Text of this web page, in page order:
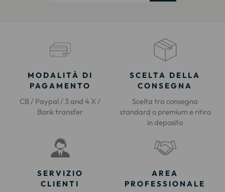
MODALITÀ DI
PAGAMENTO
CB / Paypal / 3 and 4 X /
Bank transfer
SCELTA DELLA
CONSEGNA
Scelta tra consegna
standard o premium e ritiro
in deposito
SERVIZIO
CLIENTI
AREA
PROFESSIONALE